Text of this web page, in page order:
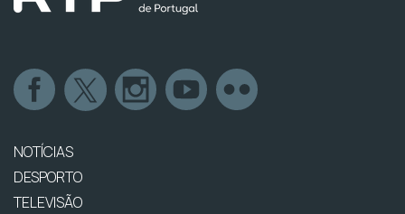
NOTÍCIAS
DESPORTO
TELEVISÃO